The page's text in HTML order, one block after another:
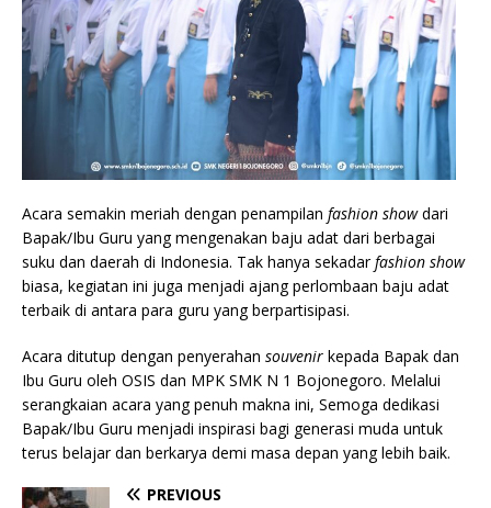
Acara semakin meriah dengan penampilan fashion showdari
Bapak/Ibu Guru yang mengenakan baju adat dari berbagai
suku dan daerah di Indonesia. Tak hanya sekadarfashion show
biasa, kegiatan ini juga menjadi ajang perlombaan baju adat
terbaik di antara para guru yang berpartisipasi.
Acara ditutup dengan penyerahan souvenir kepada Bapak dan
Ibu Guru oleh OSIS dan MPK SMK N 1 Bojonegoro. Melalui
serangkaian acara yang penuh makna ini, Semoga dedikasi
Bapak/Ibu Guru menjadi inspirasi bagi generasi muda untuk
terus belajar dan berkarya demi masa depan yang lebih baik.
PREVIOUS